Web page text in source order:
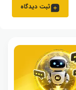
ثبت دیدگاه